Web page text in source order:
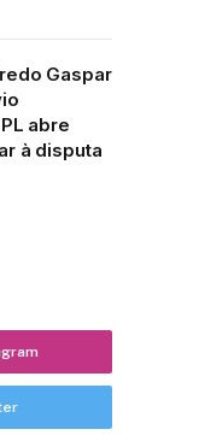
Gaspar
abre
à disputa